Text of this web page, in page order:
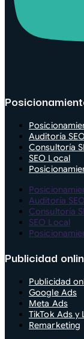
Auditoría SEO
Consultoría
SEO Local
Auditoría SEO
Consultoría
SEO Local
Publicidad
Publicidad
Google Ads
Meta Ads
TikTok Ads y
Remarketing